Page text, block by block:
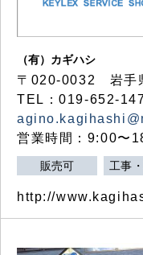
（有）カギハシ
〒020-0032 岩手
TEL：019-652-
営業時間：9:00〜
販売可 工事
http://